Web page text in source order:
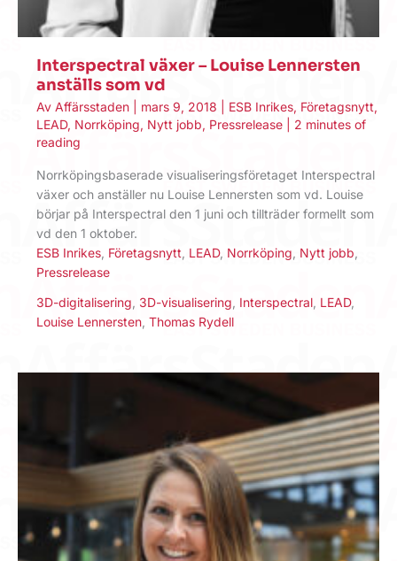
Interspectral växer – Louise Lennersten
anställs som vd
Av Affärsstaden mars 9, 2018 ESB Inrikes, Företagsnytt,
LEAD, Norrköping, Nytt jobb, Pressrelease
2 minutes of
reading
Norrköpingsbaserade visualiseringsföretaget Interspectral
växer och anställer nu Louise Lennersten som vd. Louise
börjar på Interspectral den 1 juni och tillträder formellt som
vd den 1 oktober.
ESB Inrikes, Företagsnytt, LEAD, Norrköping, Nytt jobb,
Pressrelease
3D-digitalisering 3D-visualisering Interspectral LEAD,
Louise Lennersten Thomas Rydell